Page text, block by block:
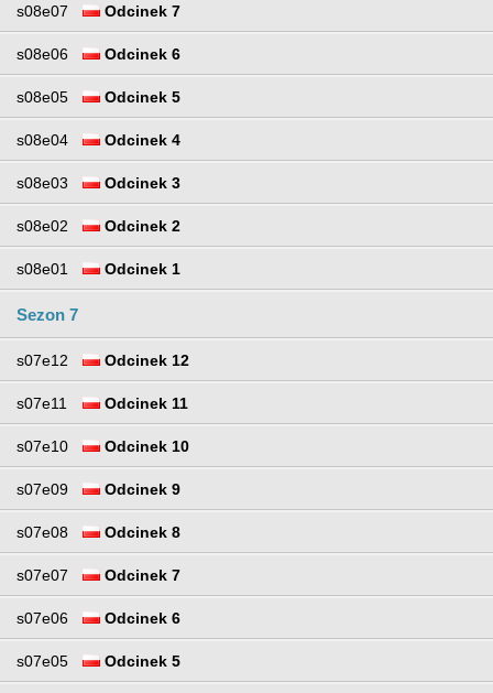
s08e07 Odcinek 7
s08e06 Odcinek 6
s08e05 Odcinek 5
s08e04 Odcinek 4
s08e03 Odcinek 3
s08e02 Odcinek 2
s08e01 Odcinek 1
Sezon 7
s07e12 Odcinek 12
s07e11 Odcinek 11
s07e10 Odcinek 10
s07e09 Odcinek 9
s07e08 Odcinek 8
s07e07 Odcinek 7
s07e06 Odcinek 6
s07e05 Odcinek 5